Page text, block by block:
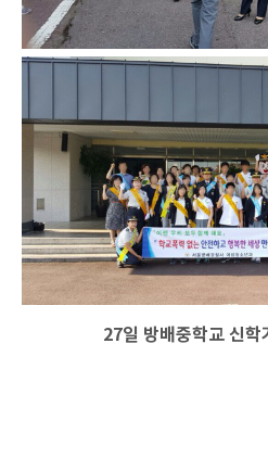
27일 방배중학교 신